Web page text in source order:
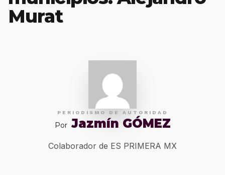
Murat
PERIODISMO DE AUTORIDAD
Por Jazmín GÓMEZ
Colaborador de ES PRIMERA MX